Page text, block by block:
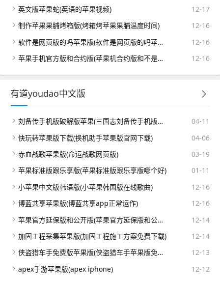
英文版苹果蛇(英语的苹果视频)
12-17
制作苹果果脯烤箱版(烤箱烤苹果果脯温度时间)
12-16
软件是网页版的吗苹果版(软件是网页版的吗苹果版下载)
12-16
苹果手机官方版和合约版(苹果机合约版和不是合约版的区别)
12-16
有道youdao中文版
刘备传手机版破解版苹果(三国志刘备传手机版下载)
04-11
快玩转苹果版下载(换机助手苹果版官网下载)
04-06
赤血战歌苹果版(命运战歌网页版)
03-19
苹果标准版跟乐享版(苹果标准版跟乐享版哪个好)
01-11
小苹果中文版韩语版(小苹果韩国版在线歌曲)
12-16
博蓝共享苹果版(博蓝共享app正常运作)
12-16
苹果官方延保版和公开版(苹果官方延保版和公开版哪个好)
12-14
加固工程采集苹果版(加固工程施工方案免费下载)
12-14
侠盗猎车手免费版苹果版(侠盗猎车手苹果版免费版下载)
12-13
apex手游苹果版(apex iphone)
12-12